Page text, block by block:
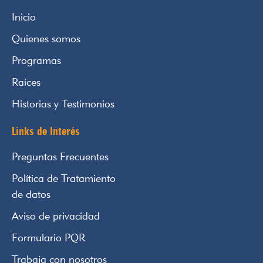
Inicio
Quienes somos
Programas
Raíces
Historias y Testimonios
Links de Interés
Preguntas Frecuentes
Política de Tratamiento
de datos
Aviso de privacidad
Formulario PQR
Trabaja con nosotros